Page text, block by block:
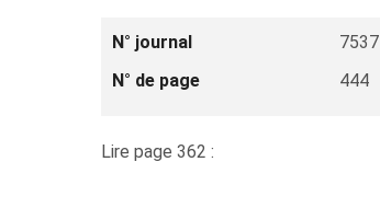
N° journal 7537
N° de page
444
Lire page 362 :